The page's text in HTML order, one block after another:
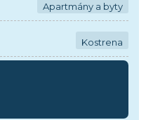
Apartmány a byty
Kostrena